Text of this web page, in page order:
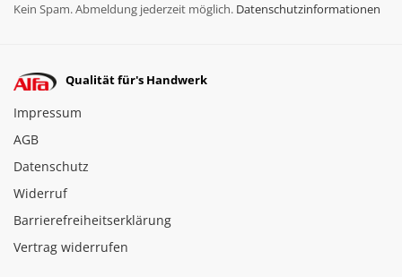
Kein Spam. Abmeldung jederzeit möglich. Datenschutzinformationen
Qualität für's Handwerk
Impressum
AGB
Datenschutz
Widerruf
Barrierefreiheitserklärung
Vertrag widerrufen